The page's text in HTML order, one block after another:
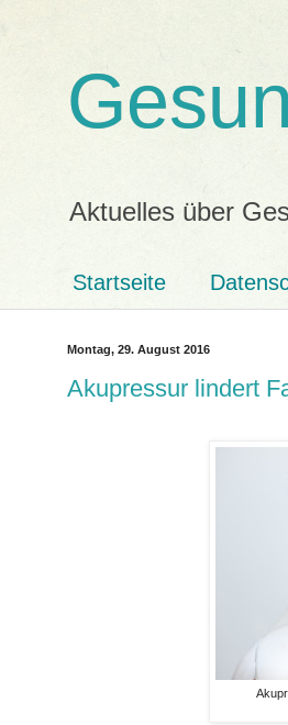
Aktuelles über
Startseite
Montag, 29. August 2016
Akupressur lindert